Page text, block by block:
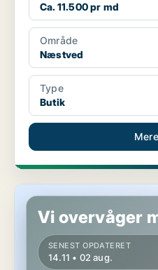
Ca. 11.500 pr md
Område
Næstved
Type
Butik
Butik i Ringsted
Vi overvåger
SENEST OPDATERET
14.11 • 02 aug.